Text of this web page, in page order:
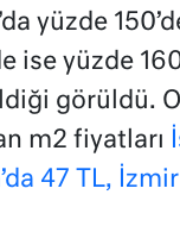
yüzde
ise yüzde
görüldü.
m2 fiyatları
47 TL,